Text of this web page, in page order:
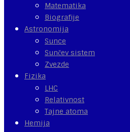
Matematika
Biografije
Astronomija
Sunce
Sunčev sistem
Zvezde
Fizika
LHC
Relativnost
Tajne atoma
Hemija